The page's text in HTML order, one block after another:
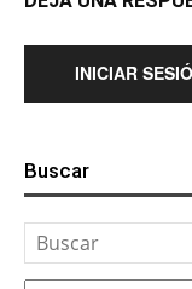
INICIAR
Buscar